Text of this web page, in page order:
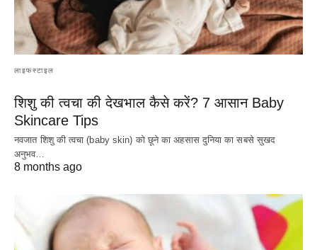
लाइफस्टाइल
शिशु की त्वचा की देखभाल कैसे करें? 7 आसान Baby
Skincare Tips
नवजात शिशु की त्वचा (baby skin) को छूने का अहसास दुनिया का सबसे सुखद
अनुभव…
8 months ago